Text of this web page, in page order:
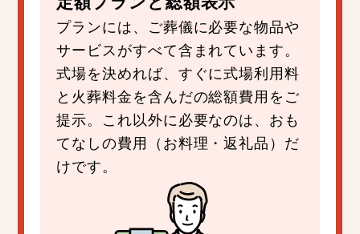
プランには、ご葬儀に必要な物品や
サービスがすべて含まれています。
式場を決めれば、すぐに式場利用料
と火葬料金を含んだの総額費用をご
提示。これ以外に必要なのは、おも
てなしの費用（お料理・返礼品）だ
けです。